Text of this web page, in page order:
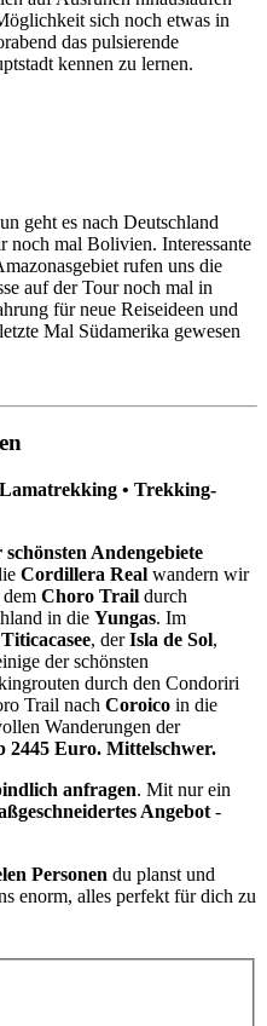
sich noch etwas in
das pulsierende
kennen zu lernen.
geht es nach Deutschland
noch mal Bolivien. Interessante
rufen uns die
auf der Tour noch mal in
für neue Reiseideen und
Mal Südamerika gewesen
• Trekking-
Andengebiete
Cordillera Real wandern wir
Choro Trail durch
in die Yungas. Im
Titicacasee, derIsla de Sol,
der schönsten
durch den Condoriri
Trail nach Coroico in die
Wanderungen der
2445 Euro. Mittelschwer.
anfragen. Mit nur ein
Angebot -
Personen du planst und
enorm, alles perfekt für dich zu